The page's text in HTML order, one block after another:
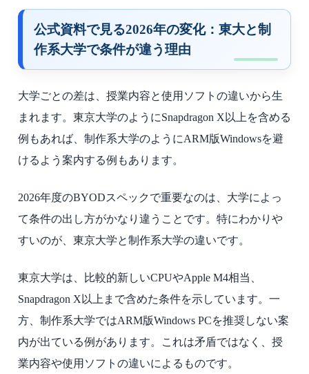
公式資料で見る2026年の変化：東大と制
作系大学で条件が違う理由
大学ごとの差は、授業内容と使用ソフトの違いから生
まれます。東京大学のようにSnapdragon X以上を含める
例もあれば、制作系大学のようにARM版Windowsを避
けるよう案内する例もあります。
2026年度のBYODスペックで重要なのは、大学によっ
て条件の出し方がかなり違うことです。特にわかりや
すいのが、東京大学と制作系大学の違いです。
東京大学は、比較的新しいCPUやApple M4相当、
Snapdragon X以上まで含めた条件を示しています。一
方、制作系大学ではARM版Windows PCを推奨しない案
内が出ている例があります。これは矛盾ではなく、授
業内容や使用ソフトの違いによるものです。